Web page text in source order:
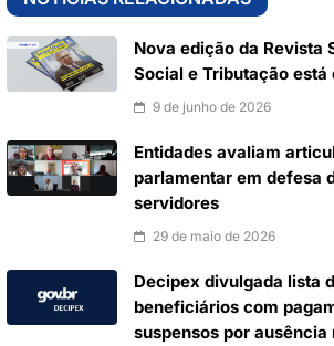
Nova edição da Revista
Social e Tributação está
9 de junho de 2026
Entidades avaliam
parlamentar em defesa
servidores
29 de maio de 2026
Decipex divulgada lista
beneficiários com
suspensos por ausência